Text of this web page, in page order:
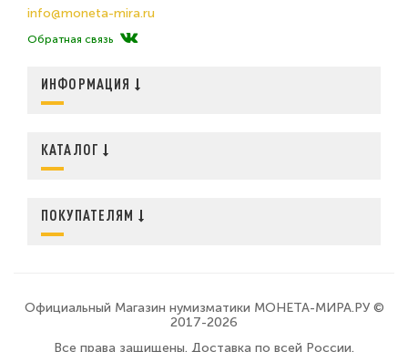
info@moneta-mira.ru
Обратная связь
ИНФОРМАЦИЯ
КАТАЛОГ
ПОКУПАТЕЛЯМ
Официальный Магазин нумизматики МОНЕТА-МИРА.РУ ©
2017-2026
Все права защищены. Доставка по всей России.